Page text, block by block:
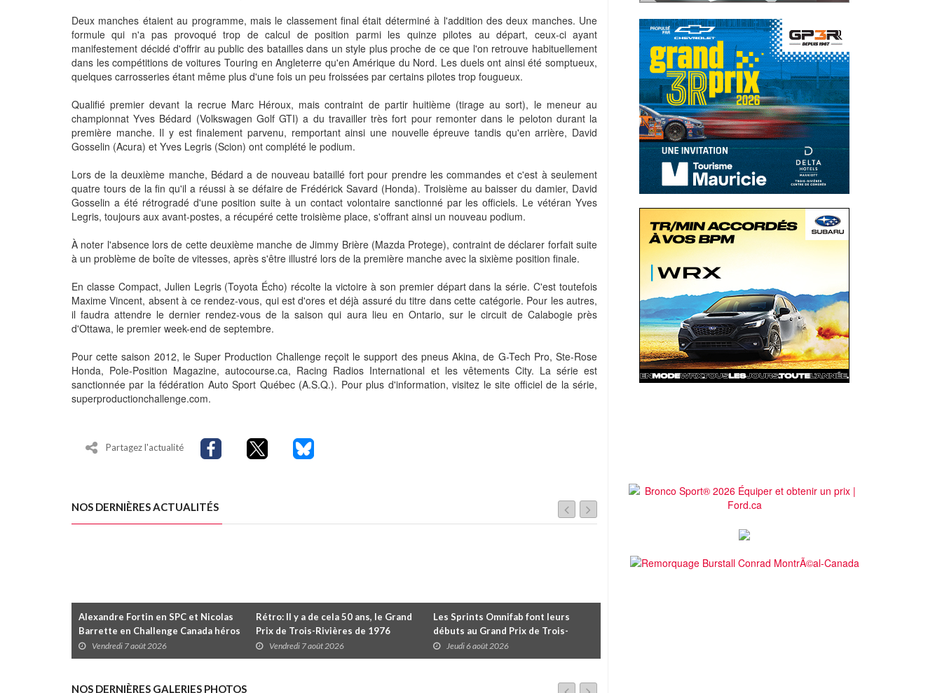
Deux manches étaient au programme, mais le classement final était déterminé à l'addition des deux manches. Une
formule qui n'a pas provoqué trop de calcul de position parmi les quinze pilotes au départ, ceux-ci ayant
manifestement décidé d'offrir au public des batailles dans un style plus proche de ce que l'on retrouve habituellement
dans les compétitions de voitures Touring en Angleterre qu'en Amérique du Nord. Les duels ont ainsi été somptueux,
quelques carrosseries étant même plus d'une fois un peu froissées par certains pilotes trop fougueux.
Qualifié premier devant la recrue Marc Héroux, mais contraint de partir huitième (tirage au sort), le meneur au
championnat Yves Bédard (Volkswagen Golf GTI) a du travailler très fort pour remonter dans le peloton durant la
première manche. Il y est finalement parvenu, remportant ainsi une nouvelle épreuve tandis qu'en arrière, David
Gosselin (Acura) et Yves Legris (Scion) ont complété le podium.
Lors de la deuxième manche, Bédard a de nouveau bataillé fort pour prendre les commandes et c'est à seulement
quatre tours de la fin qu'il a réussi à se défaire de Frédérick Savard (Honda). Troisième au baisser du damier, David
Gosselin a été rétrogradé d'une position suite à un contact volontaire sanctionné par les officiels. Le vétéran Yves
Legris, toujours aux avant-postes, a récupéré cette troisième place, s'offrant ainsi un nouveau podium.
À noter l'absence lors de cette deuxième manche de Jimmy Brière (Mazda Protege), contraint de déclarer forfait suite
à un problème de boîte de vitesses, après s'être illustré lors de la première manche avec la sixième position finale.
En classe Compact, Julien Legris (Toyota Écho) récolte la victoire à son premier départ dans la série. C'est toutefois
Maxime Vincent, absent à ce rendez-vous, qui est d'ores et déjà assuré du titre dans cette catégorie. Pour les autres,
il faudra attendre le dernier rendez-vous de la saison qui aura lieu en Ontario, sur le circuit de Calabogie près
d'Ottawa, le premier week-end de septembre.
Pour cette saison 2012, le Super Production Challenge reçoit le support des pneus Akina, de G-Tech Pro, Ste-Rose
Honda, Pole-Position Magazine, autocourse.ca, Racing Radios International et les vêtements City. La série est
sanctionnée par la fédération Auto Sport Québec (A.S.Q.). Pour plus d'information, visitez le site officiel de la série,
superproductionchallenge.com.
Partagez l'actualité
NOS DERNIÈRES ACTUALITÉS
Alexandre Fortin en SPC et Nicolas
Barrette en Challenge Canada héros
des premières courses du week-end
au GP3R
Vendredi 7 août 2026
Rétro: Il y a de cela 50 ans, le Grand
Prix de Trois-Rivières de 1976
Vendredi 7 août 2026
Les Sprints Omnifab font leurs
débuts au Grand Prix de Trois-
Rivières avec un format inspiré de
Daytona
Jeudi 6 août 2026
NOS DERNIÈRES GALERIES PHOTOS